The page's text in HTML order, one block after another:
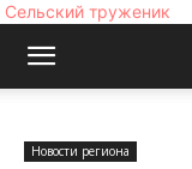
Сельский труженик
Новости региона